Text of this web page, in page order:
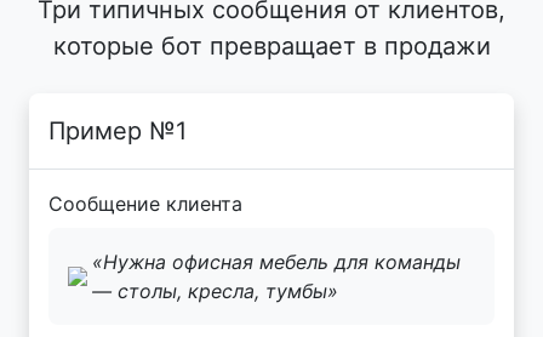
Три типичных сообщения от клиентов,
которые бот превращает в продажи
Пример №1
Сообщение клиента
«Нужна офисная мебель для команды
— столы, кресла, тумбы»